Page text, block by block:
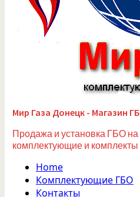
Мир Газа Донецк - Магазин
Продажа и установка ГБО
комплектующие и
Home
Комплектующие ГБО
Контакты